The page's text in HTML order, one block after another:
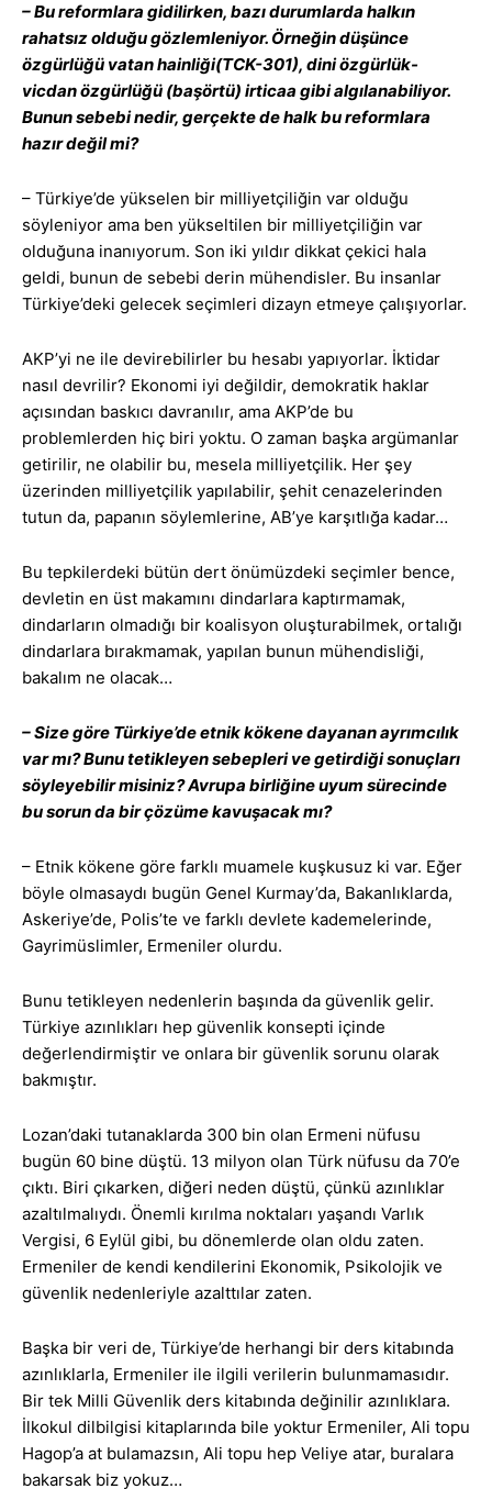
– Bu reformlara gidilirken, bazı durumlarda halkın
rahatsız olduğu gözlemleniyor. Örneğin düşünce
özgürlüğü vatan hainliği(TCK-301), dini özgürlük-
vicdan özgürlüğü (başörtü) irticaa gibi algılanabiliyor.
Bunun sebebi nedir, gerçekte de halk bu reformlara
hazır değil mi?
– Türkiye’de yükselen bir milliyetçiliğin var olduğu
söyleniyor ama ben yükseltilen bir milliyetçiliğin var
olduğuna inanıyorum. Son iki yıldır dikkat çekici hala
geldi, bunun de sebebi derin mühendisler. Bu insanlar
Türkiye’deki gelecek seçimleri dizayn etmeye çalışıyorlar.
AKP’yi ne ile devirebilirler bu hesabı yapıyorlar. İktidar
nasıl devrilir? Ekonomi iyi değildir, demokratik haklar
açısından baskıcı davranılır, ama AKP’de bu
problemlerden hiç biri yoktu. O zaman başka argümanlar
getirilir, ne olabilir bu, mesela milliyetçilik. Her şey
üzerinden milliyetçilik yapılabilir, şehit cenazelerinden
tutun da, papanın söylemlerine, AB’ye karşıtlığa kadar…
Bu tepkilerdeki bütün dert önümüzdeki seçimler bence,
devletin en üst makamını dindarlara kaptırmamak,
dindarların olmadığı bir koalisyon oluşturabilmek, ortalığı
dindarlara bırakmamak, yapılan bunun mühendisliği,
bakalım ne olacak…
– Size göre Türkiye’de etnik kökene dayanan ayrımcılık
var mı? Bunu tetikleyen sebepleri ve getirdiği sonuçları
söyleyebilir misiniz? Avrupa birliğine uyum sürecinde
bu sorun da bir çözüme kavuşacak mı?
– Etnik kökene göre farklı muamele kuşkusuz ki var. Eğer
böyle olmasaydı bugün Genel Kurmay’da, Bakanlıklarda,
Askeriye’de, Polis’te ve farklı devlete kademelerinde,
Gayrimüslimler, Ermeniler olurdu.
Bunu tetikleyen nedenlerin başında da güvenlik gelir.
Türkiye azınlıkları hep güvenlik konsepti içinde
değerlendirmiştir ve onlara bir güvenlik sorunu olarak
bakmıştır.
Lozan’daki tutanaklarda 300 bin olan Ermeni nüfusu
bugün 60 bine düştü. 13 milyon olan Türk nüfusu da 70’e
çıktı. Biri çıkarken, diğeri neden düştü, çünkü azınlıklar
azaltılmalıydı. Önemli kırılma noktaları yaşandı Varlık
Vergisi, 6 Eylül gibi, bu dönemlerde olan oldu zaten.
Ermeniler de kendi kendilerini Ekonomik, Psikolojik ve
güvenlik nedenleriyle azalttılar zaten.
Başka bir veri de, Türkiye’de herhangi bir ders kitabında
azınlıklarla, Ermeniler ile ilgili verilerin bulunmamasıdır.
Bir tek Milli Güvenlik ders kitabında değinilir azınlıklara.
İlkokul dilbilgisi kitaplarında bile yoktur Ermeniler, Ali topu
Hagop’a at bulamazsın, Ali topu hep Veliye atar, buralara
bakarsak biz yokuz…